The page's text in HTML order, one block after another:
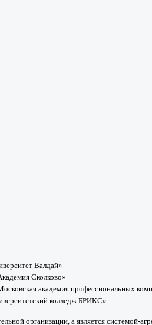
Валдай»
Сколково»
академия профессиональных
колледж БРИКС»
организации, а является системой-